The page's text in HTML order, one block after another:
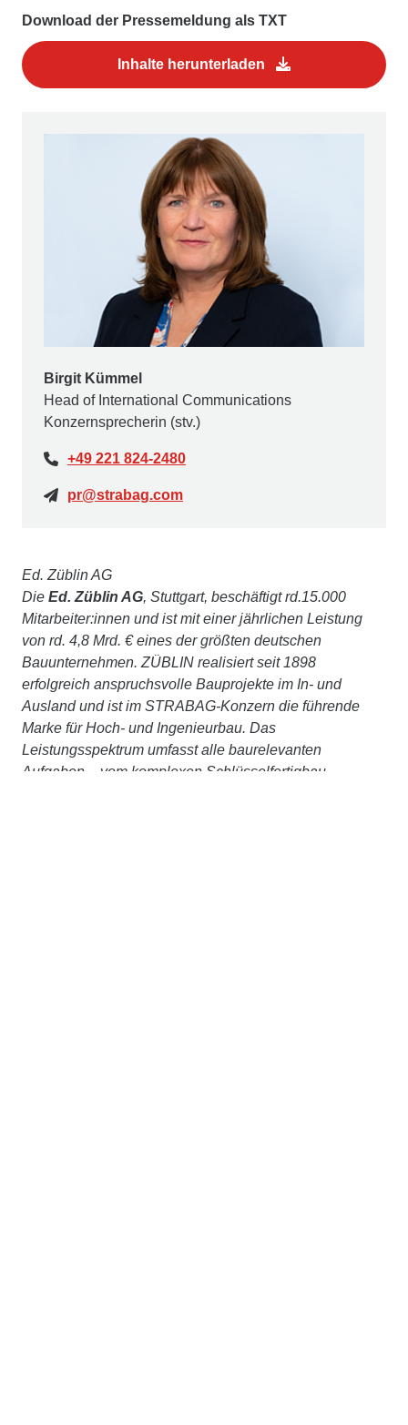
Download der Pressemeldung als TXT
Inhalte herunterladen
Birgit Kümmel
Head of International Communications
Konzernsprecherin (stv.)
+49 221 824-2480
pr@strabag.com
Ed. Züblin AG
Die Ed. Züblin AG, Stuttgart, beschäftigt rd.15.000
Mitarbeiter:innen und ist mit einer jährlichen Leistung
von rd. 4,8 Mrd. € eines der größten deutschen
Bauunternehmen. ZÜBLIN realisiert seit 1898
erfolgreich anspruchsvolle Bauprojekte im In- und
Ausland und ist im STRABAG-Konzern die führende
Marke für Hoch- und Ingenieurbau. Das
Leistungsspektrum umfasst alle baurelevanten
Aufgaben – vom komplexen Schlüsselfertigbau,